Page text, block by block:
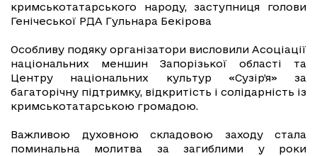
кримськотатарського народу, заступниця голови
Генічеської РДА Гульнара Бекірова
Особливу подяку організатори висловили Асоціації
національних меншин Запорізької області та
Центру національних культур «Сузір’я» за
багаторічну підтримку, відкритість і солідарність із
кримськотатарською громадою.
Важливою духовною складовою заходу стала
поминальна молитва за загиблими у роки